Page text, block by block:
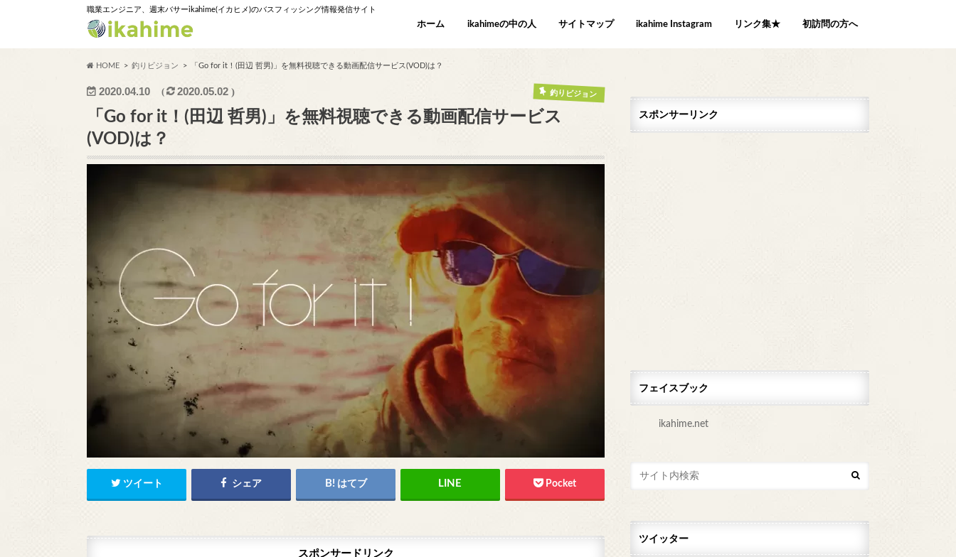
職業エンジニア、週末バサーikahime(イカヒメ)のバスフィッシング情報発信サイト
ホーム ikahimeの中の人 サイトマップ ikahime Instagram リンク集★ 初訪問の方へ
HOME 釣りビジョン 「Go for it！(田辺 哲男)」を無料視聴できる動画配信サービス(VOD)は？
2020.04.10 2020.05.02 釣りビジョン
「Go for it！(田辺 哲男)」を無料視聴できる動画配信サービス
(VOD)は？
ツイート シェア はてブ Pocket
スポンサードリンク
スポンサーリンク
フェイスブック
ikahime.net
ツイッター